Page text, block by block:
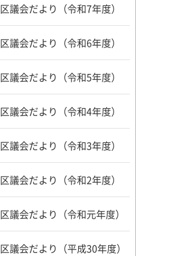
区議会だより（令和7年度）
区議会だより（令和6年度）
区議会だより（令和5年度）
区議会だより（令和4年度）
区議会だより（令和3年度）
区議会だより（令和2年度）
区議会だより（令和元年度）
区議会だより（平成30年度）